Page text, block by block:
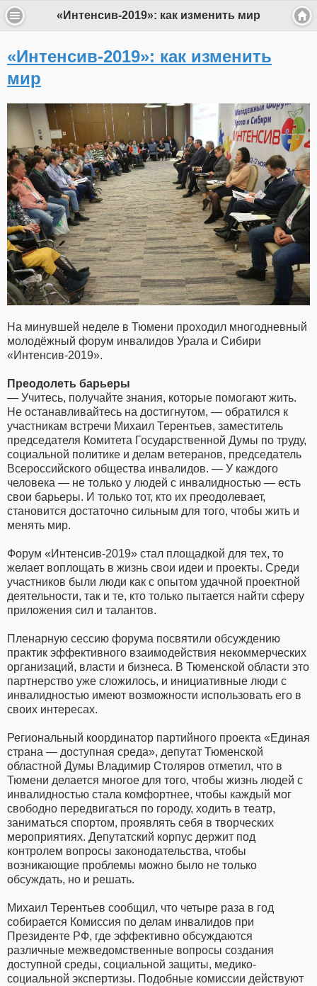
«Интенсив-2019»: как изменить мир
«Интенсив-2019»: как изменить
мир
На минувшей неделе в Тюмени проходил многодневный
молодёжный форум инвалидов Урала и Сибири
«Интенсив-2019».
Преодолеть барьеры
— Учитесь, получайте знания, которые помогают жить.
Не останавливайтесь на достигнутом, — обратился к
участникам встречи Михаил Терентьев, заместитель
председателя Комитета Государственной Думы по труду,
социальной политике и делам ветеранов, председатель
Всероссийского общества инвалидов. — У каждого
человека — не только у людей с инвалидностью — есть
свои барьеры. И только тот, кто их преодолевает,
становится достаточно сильным для того, чтобы жить и
менять мир.
Форум «Интенсив-2019» стал площадкой для тех, то
желает воплощать в жизнь свои идеи и проекты. Среди
участников были люди как с опытом удачной проектной
деятельности, так и те, кто только пытается найти сферу
приложения сил и талантов.
Пленарную сессию форума посвятили обсуждению
практик эффективного взаимодействия некоммерческих
организаций, власти и бизнеса. В Тюменской области это
партнерство уже сложилось, и инициативные люди с
инвалидностью имеют возможности использовать его в
своих интересах.
Региональный координатор партийного проекта «Единая
страна — доступная среда», депутат Тюменской
областной Думы Владимир Столяров отметил, что в
Тюмени делается многое для того, чтобы жизнь людей с
инвалидностью стала комфортнее, чтобы каждый мог
свободно передвигаться по городу, ходить в театр,
заниматься спортом, проявлять себя в творческих
мероприятиях. Депутатский корпус держит под
контролем вопросы законодательства, чтобы
возникающие проблемы можно было не только
обсуждать, но и решать.
Михаил Терентьев сообщил, что четыре раза в год
собирается Комиссия по делам инвалидов при
Президенте РФ, где эффективно обсуждаются
различные межведомственные вопросы создания
доступной среды, социальной защиты, медико-
социальной экспертизы. Подобные комиссии действуют